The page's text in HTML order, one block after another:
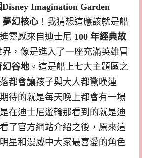
Imagination Garden
夢幻核心 ！我猜想這應該就是船
靈感來自迪士尼 100 年經典故
，像是進入了一座充滿英雄冒
幻谷地 。這是船上七大主題區之
都會讓孩子與大人都驚嘆連
待的就是每天晚上都會有一場
在迪士尼遊輪那看到的就是迪
了官方網站介紹之後，原來這
星和漫威中大家最喜愛的角色